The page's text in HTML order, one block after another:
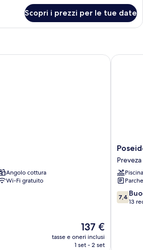
Scopri i prezzi per le tue date
Angolo cottura
Wi-Fi gratuito
Il
prezzo
attuale
137 €
tasse e oneri inclusi
1 set - 2 set
Beach
Hotel
Preveza
Preveza
Piscina
7.4
su
7,4
13